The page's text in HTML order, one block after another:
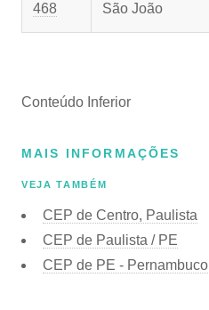
468
São João
Conteúdo Inferior
MAIS INFORMAÇÕES
VEJA TAMBÉM
CEP de Centro, Paulista
CEP de Paulista / PE
CEP de PE - Pernambuco